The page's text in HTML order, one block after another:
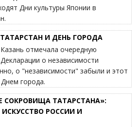
Дни культуры Японии в
И ДЕНЬ ГОРОДА
отмечала очередную
о независимости
о "независимости" забыли и этот
города.
СОКРОВИЩА ТАТАРСТАНА»:
РОССИИ И